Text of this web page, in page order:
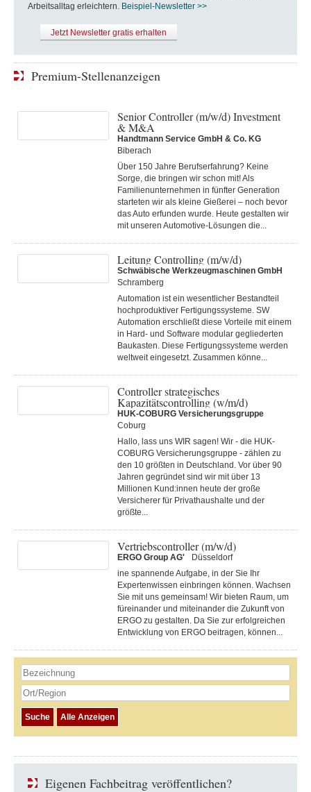
Arbeitsalltag erleichtern. Beispiel-Newsletter >>
Jetzt Newsletter gratis erhalten
Premium-Stellenanzeigen
Senior Controller (m/w/d) Investment
& M&A
Handtmann Service GmbH & Co. KG
Biberach
Über 150 Jahre Berufserfahrung? Keine
Sorge, die bringen wir schon mit! Als
Familienunternehmen in fünfter Generation
starteten wir als kleine Gießerei – noch bevor
das Auto erfunden wurde. Heute gestalten wir
mit unseren Automotive-Lösungen die...
Leitung Controlling (m/w/d)
Schwäbische Werkzeugmaschinen GmbH
Schramberg
Automation ist ein wesentlicher Bestandteil
hochproduktiver Fertigungssysteme. SW
Automation erschließt diese Vorteile mit einem
in Hard- und Software modular gegliederten
Baukasten. Diese Fertigungs­systeme werden
weltweit eingesetzt. Zusammen könne...
Controller strategisches
Kapazitätscontrolling (w/m/d)
HUK-COBURG Versicherungsgruppe
Coburg
Hallo, lass uns WIR sagen! Wir - die HUK-
COBURG Versicherungsgruppe - zählen zu
den 10 größten in Deutschland. Vor über 90
Jahren gegründet sind wir mit über 13
Millionen Kund:innen heute der große
Versicherer für Privathaushalte und der
größte...
Vertriebscontroller (m/w/d)
ERGO Group AG'
Düsseldorf
ine spannende Aufgabe, in der Sie Ihr
Expertenwissen einbringen können. Wachsen
Sie mit uns gemeinsam! Wir bieten Raum, um
füreinander und miteinander die Zukunft von
ERGO zu gestalten. Da Sie zur erfolgreichen
Entwicklung von ERGO beitragen, können...
Eigenen Fachbeitrag veröffentlichen?